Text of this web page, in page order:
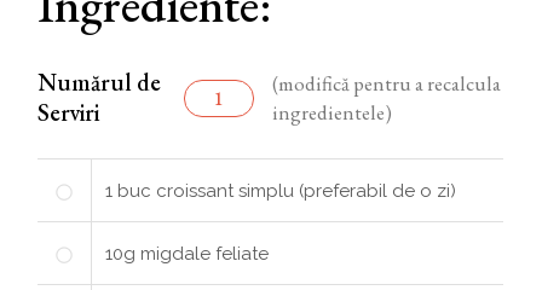
Numărul de
Serviri
(modifică pentru a recalcula
ingredientele)
1 buc croissant simplu (preferabil de o zi)
10g migdale feliate